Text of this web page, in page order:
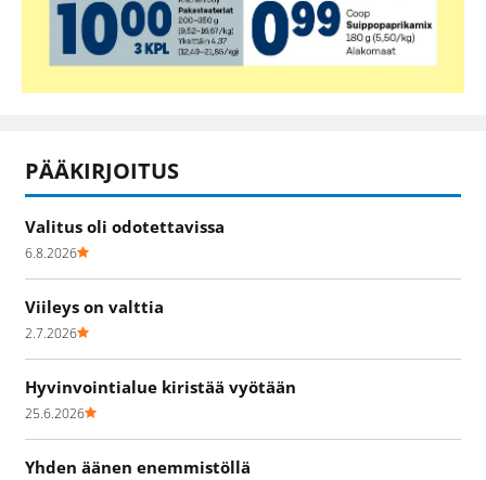
PÄÄKIRJOITUS
Valitus oli odotettavissa
6.8.2026
Viileys on valttia
2.7.2026
Hyvinvointialue kiristää vyötään
25.6.2026
Yhden äänen enemmistöllä